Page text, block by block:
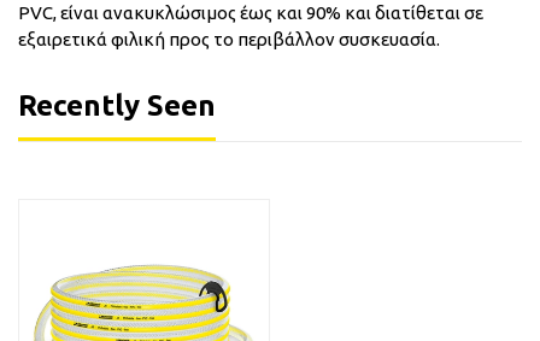
PVC, είναι ανακυκλώσιμος έως και 90% και διατίθεται σε
εξαιρετικά φιλική προς το περιβάλλον συσκευασία.
Recently Seen